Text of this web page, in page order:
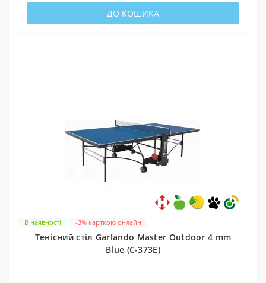
ДО КОШИКА
В наявності -3% карткою онлайн
Тенісний стіл Garlando Master Outdoor 4 mm
Blue (C-373E)